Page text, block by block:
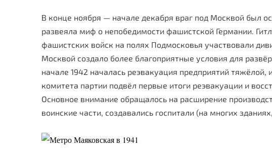
В конце ноября — начале декабря враг под Москвой был
развеяла миф о непобедимо­сти фашистской Германии.
фашистских войск на полях Подмосковья участвовали
Москвой создало более бла­гоприятные условия для
начале 1942 началась реэвакуация предприятий
комитета партии подвёл первые итоги реэвакуации и
Основное внимание обращалось на рас­ширение
воинские части, создавались госпитали (на многих